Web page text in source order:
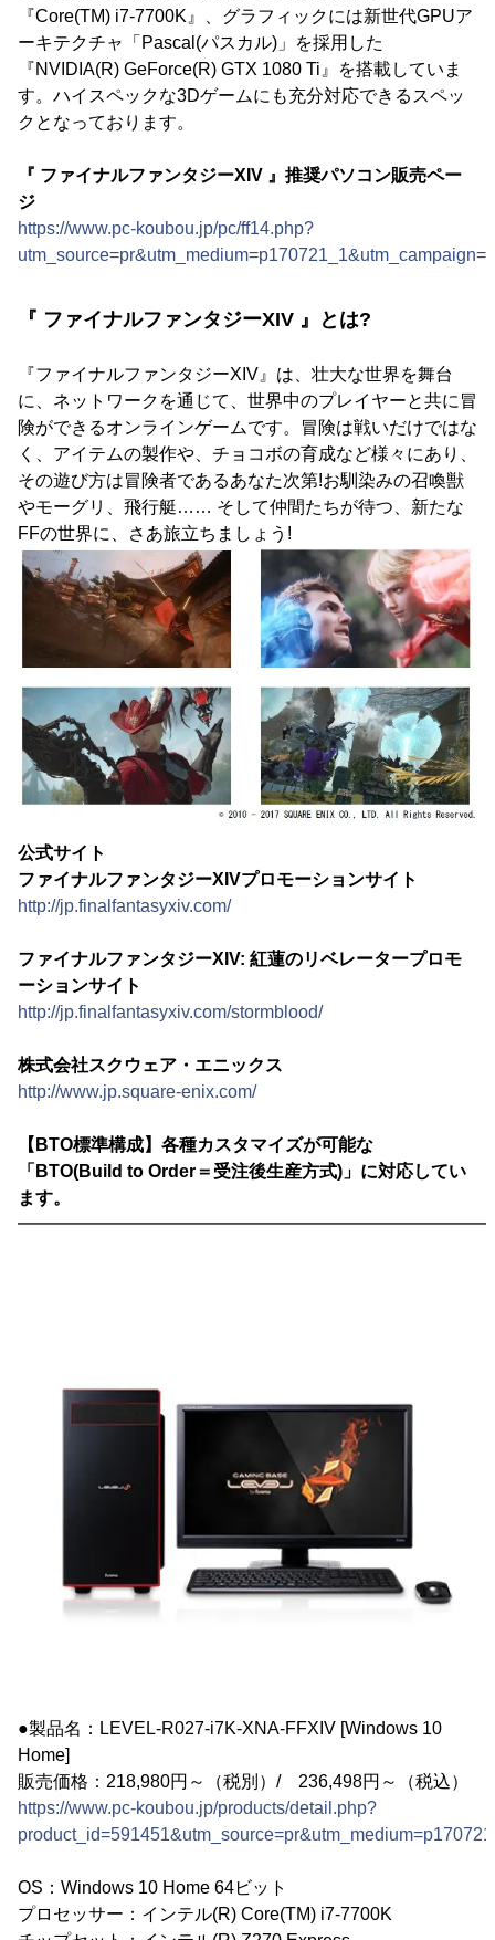
『Core(TM) i7-7700K』、グラフィックには新世代GPUア
ーキテクチャ「Pascal(パスカル)」を採用した
『NVIDIA(R) GeForce(R) GTX 1080 Ti』を搭載していま
す。ハイスペックな3Dゲームにも充分対応できるスペッ
クとなっております。
『 ファイナルファンタジーXIV 』推奨パソコン販売ペー
ジ
https://www.pc-koubou.jp/pc/ff14.php?
『 ファイナルファンタジーXIV 』とは?
『ファイナルファンタジーXIV』は、壮大な世界を舞台
に、ネットワークを通じて、世界中のプレイヤーと共に冒
険ができるオンラインゲームです。冒険は戦いだけではな
く、アイテムの製作や、チョコボの育成など様々にあり、
その遊び方は冒険者であるあなた次第!お馴染みの召喚獣
やモーグリ、飛行艇…… そして仲間たちが待つ、新たな
FFの世界に、さあ旅立ちましょう!
公式サイト
ファイナルファンタジーXIVプロモーションサイト
http://jp.finalfantasyxiv.com/
ファイナルファンタジーXIV: 紅蓮のリベレータープロモ
ーションサイト
http://jp.finalfantasyxiv.com/stormblood/
株式会社スクウェア・エニックス
http://www.jp.square-enix.com/
【BTO標準構成】各種カスタマイズが可能な
「BTO(Build to Order＝受注後生産方式)」に対応してい
ます。
●製品名：LEVEL-R027-i7K-XNA-FFXIV [Windows 10
Home]
販売価格：218,980円～（税別）/ 236,498円～（税込）
https://www.pc-koubou.jp/products/detail.php?
OS：Windows 10 Home 64ビット
プロセッサー：インテル(R) Core(TM) i7-7700K